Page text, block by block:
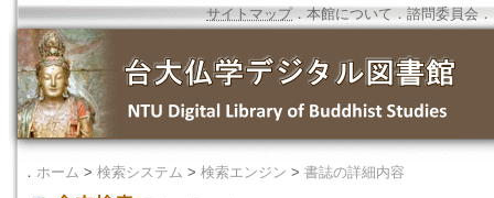
サイトマップ．本館について ． 諮問委員会 ．
． ホーム > 検索システム > 検索エンジン > 書誌の詳細内容